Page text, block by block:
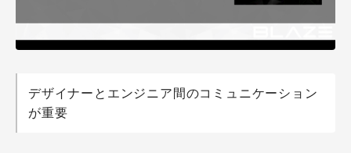
デザイナーとエンジニア間のコミュニケーション
が重要